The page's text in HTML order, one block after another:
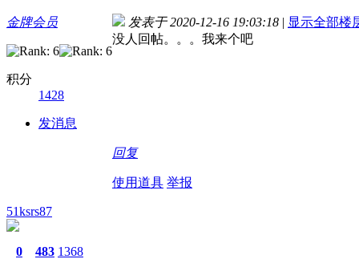
金牌会员
积分
1428
发消息
发表于 2020-12-16 19:03:18 | 显示全部楼
没人回帖。。。我来个吧
回复
使用道具 举报
51ksrs87
0 483 1368